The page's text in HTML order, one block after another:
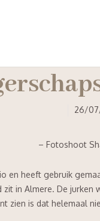
26/
– Fotoshoot
en heeft gebruik
in Almere. De jurken
zien is dat helemaal